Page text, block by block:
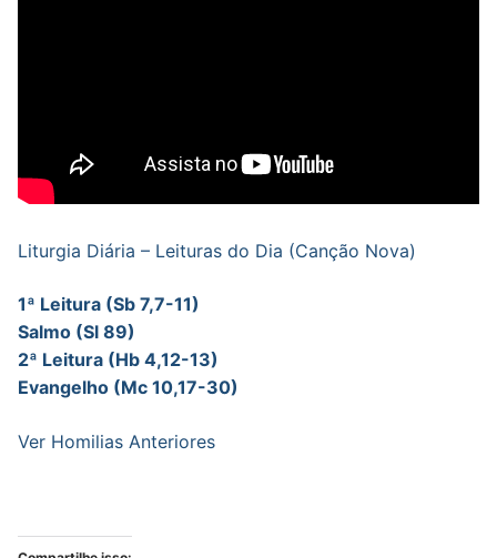
Liturgia Diária – Leituras do Dia (Canção Nova)
1ª Leitura (Sb 7,7-11)
Salmo (Sl 89)
2ª Leitura (Hb 4,12-13)
Evangelho (Mc 10,17-30)
Ver Homilias Anteriores